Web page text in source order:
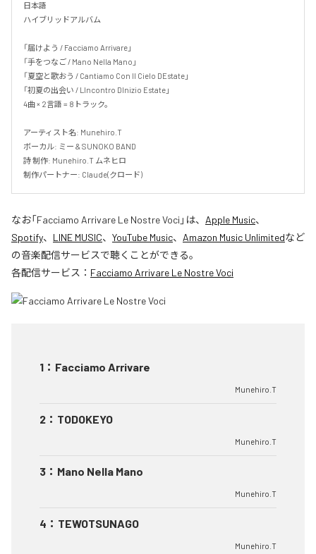
日本語
ハイブリッドアルバム
「届けよう / Facciamo Arrivare」
「手をつなご / Mano Nella Mano」
「夏空と歌おう / Cantiamo Con Il Cielo DEstate」
「初夏の出会い / LIncontro DInizio Estate」
4曲 × 2言語 = 8トラック。
アーティスト名: Munehiro.T
ボーカル: ミー & SUNOKO BAND
詩 制作: Munehiro.T ムネヒロ
制作パートナー: Claude(クロード)
なお「Facciamo Arrivare Le Nostre Voci 」は、 Apple Music、
Spotify、 LINE MUSIC、 YouTube Music、 Amazon Music Unlimitedなど
の音楽配信サービスで聴くことができる。
各配信サービス： Facciamo Arrivare Le Nostre Voci
1 ： Facciamo Arrivare
Munehiro.T
2 ： TODOKEYO
Munehiro.T
3 ： Mano Nella Mano
Munehiro.T
4 ： TEWOTSUNAGO
Munehiro.T